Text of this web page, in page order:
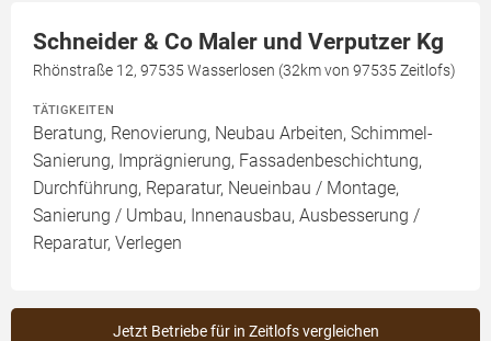
Schneider & Co Maler und Verputzer Kg
Rhönstraße 12, 97535 Wasserlosen (32km von 97535 Zeitlofs)
TÄTIGKEITEN
Beratung, Renovierung, Neubau Arbeiten, Schimmel-
Sanierung, Imprägnierung, Fassadenbeschichtung,
Durchführung, Reparatur, Neueinbau / Montage,
Sanierung / Umbau, Innenausbau, Ausbesserung /
Reparatur, Verlegen
Jetzt Betriebe für in Zeitlofs vergleichen